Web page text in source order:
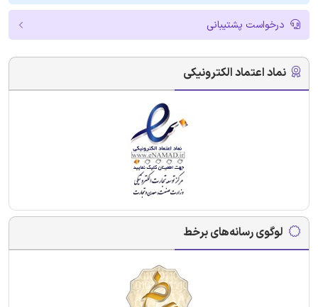
درخواست پشتیبانی
نماد اعتماد الکترونیکی
لوگوی رسانه‌های برخط